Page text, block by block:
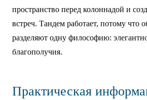
пространство перед колоннадой и
встреч. Тандем работает, потому что
разделяют одну философию:
благополучия.
Практическая